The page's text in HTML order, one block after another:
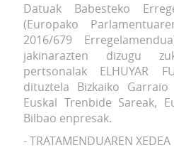
Datuak Babesteko
(Europako
2016/679
jakinarazten dizugu
pertsonalak ELHUYAR
dituztela Bizkaiko Garraio
Euskal Trenbide Sareak,
Bilbao enpresak.
- TRATAMENDUAREN XEDEA